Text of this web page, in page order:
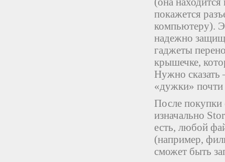
покажется
компьютеру).
надежно
гаджеты
крышечке,
Нужно сказать
«дужки»
После покупки
изначально
есть, любой
(например,
сможет быть